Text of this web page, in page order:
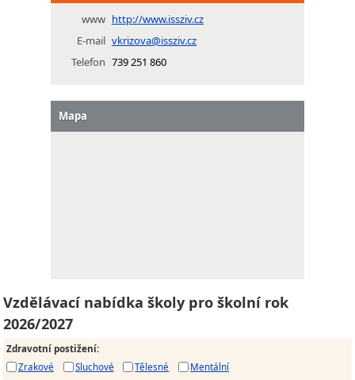
www http://www.issziv.cz
E-mail vkrizova@issziv.cz
Telefon 739 251 860
Mapa
Vzdělávací nabídka školy pro školní rok
2026/2027
Zdravotní postižení:
Zrakové
Sluchové Tělesné
Mentální